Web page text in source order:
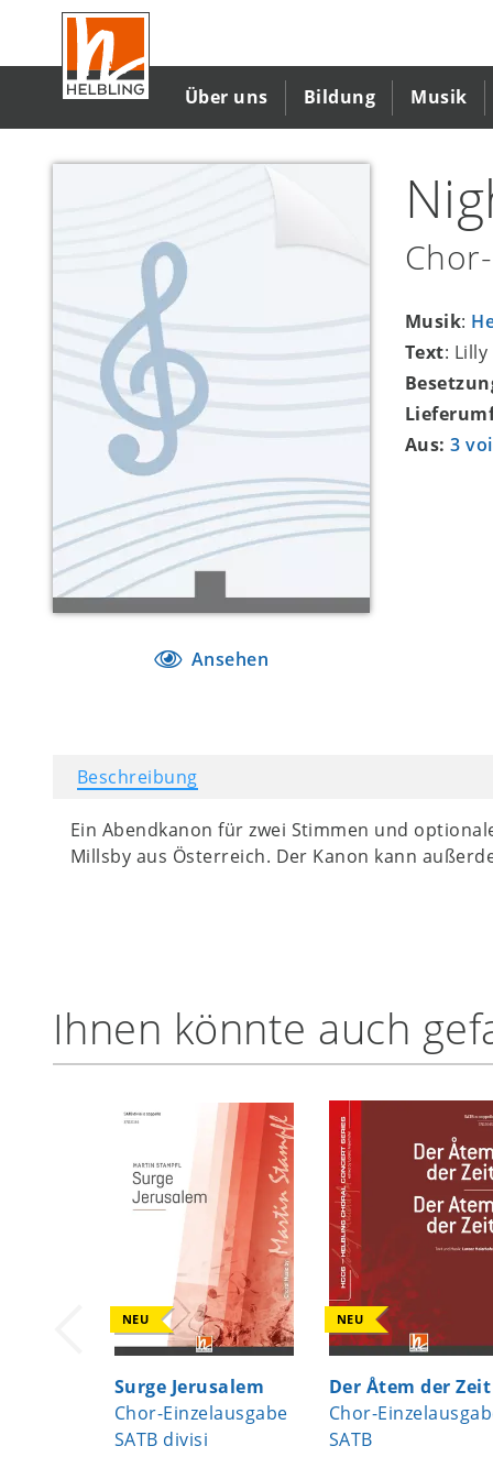
Inhalt
Über uns Bildung Musik
Ansehen
Musik:
Text: Lilly
Aus:3
Beschreibung
Ein Abendkanon für zwei Stimmen und
Millsby aus Österreich. Der Kanon kann
Ihnen könnte auch
NEU
Surge Jerusalem
Chor-Einzelausgabe
SATB divisi
NEU
Der Åtem der Zeit
Chor-
SATB